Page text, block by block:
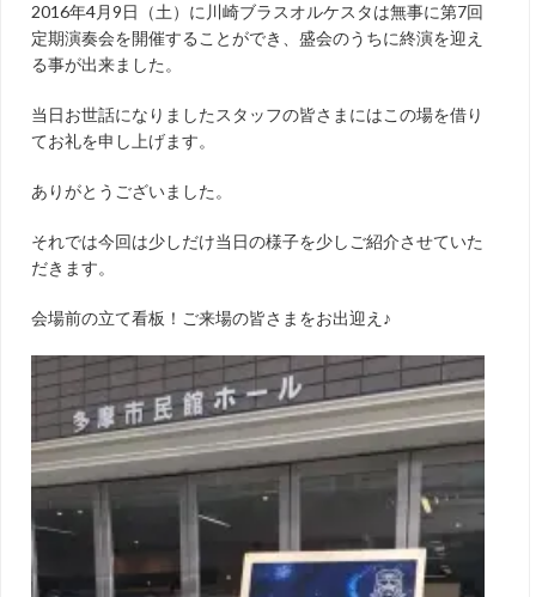
2016年4月9日（土）に川崎ブラスオルケスタは無事に第7回
定期演奏会を開催することができ、盛会のうちに終演を迎え
る事が出来ました。
当日お世話になりましたスタッフの皆さまにはこの場を借り
てお礼を申し上げます。
ありがとうございました。
それでは今回は少しだけ当日の様子を少しご紹介させていた
だきます。
会場前の立て看板！ご来場の皆さまをお出迎え♪